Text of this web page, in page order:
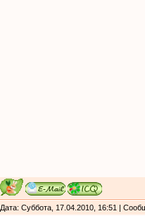
Дата: Суббота, 17.04.2010, 16:51 |